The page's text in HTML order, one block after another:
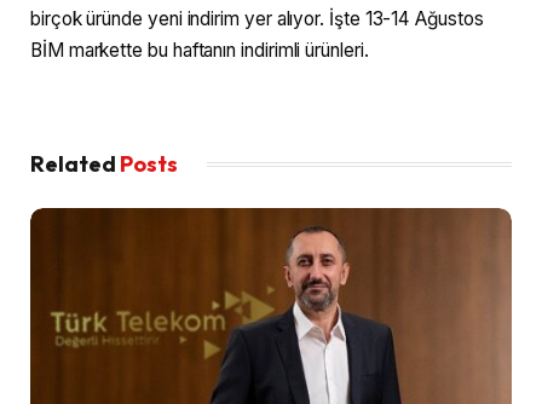
birçok üründe yeni indirim yer alıyor. İşte 13-14 Ağustos
BİM markette bu haftanın indirimli ürünleri.
Related Posts